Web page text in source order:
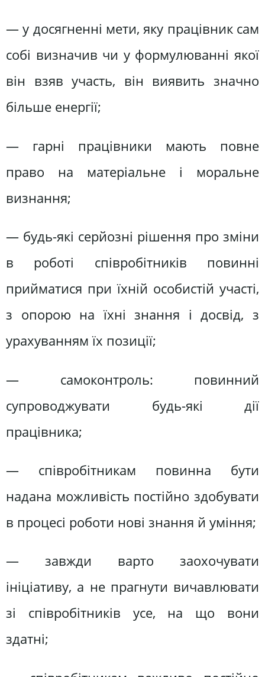
— у досягненні мети, яку працівник сам
собі визначив чи у формулюванні якої
він взяв участь, він виявить значно
більше енергії;
— гарні працівники мають повне
право на матеріальне і моральне
визнання;
— будь-які серйозні рішення про зміни
в роботі співробітників повинні
прийматися при їхній особистій участі,
з опорою на їхні знання і досвід, з
урахуванням їх позиції;
— самоконтроль: повинний
супроводжувати будь-які дії
працівника;
— співробітникам повинна бути
надана можливість постійно здобувати
в процесі роботи нові знання й уміння;
— завжди варто заохочувати
ініціативу, а не прагнути вичавлювати
зі співробітників усе, на що вони
здатні;